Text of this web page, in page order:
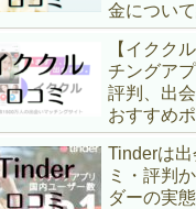
金につい
【イクク
チングア
評判、出
おすすめ
Tinderは
ミ・評判
ダーの実